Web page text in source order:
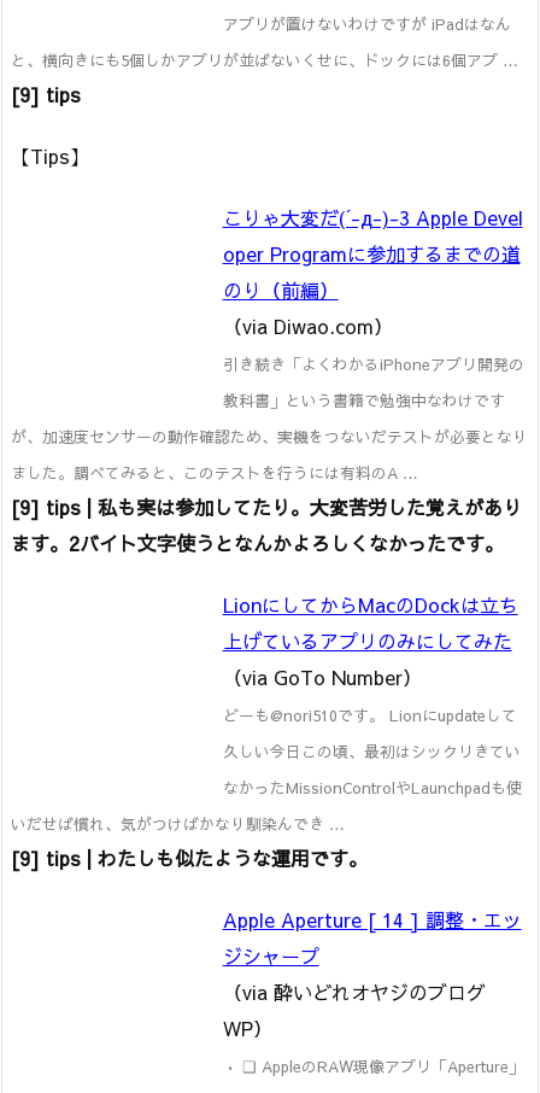
アプリが置けないわけですが iPadはなん
と、横向きにも5個しかアプリが並ばないくせに、ドックには6個アプ …
[9] tips
【Tips】
こりゃ大変だ(´-д-)-3 Apple Devel
oper Programに参加するまでの道
のり（前編）
（via Diwao.com）
引き続き「よくわかるiPhoneアプリ開発の
教科書」という書籍で勉強中なわけです
が、加速度センサーの動作確認ため、実機をつないだテストが必要となり
ました。調べてみると、このテストを行うには有料のA …
[9] tips | 私も実は参加してたり。大変苦労した覚えがあり
ます。2バイト文字使うとなんかよろしくなかったです。
LionにしてからMacのDockは立ち
上げているアプリのみにしてみた
（via GoTo Number）
どーも@nori510です。 Lionにupdateして
久しい今日この頃、最初はシックリきてい
なかったMissionControlやLaunchpadも使
いだせば慣れ、気がつけばかなり馴染んでき …
[9] tips | わたしも似たような運用です。
Apple Aperture [ 14 ] 調整・エッ
ジシャープ
（via 酔いどれオヤジのブログ
WP）
• ❑ AppleのRAW現像アプリ「Aperture」